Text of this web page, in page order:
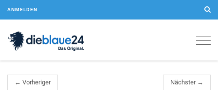
ANMELDEN
← Vorheriger Nächster →